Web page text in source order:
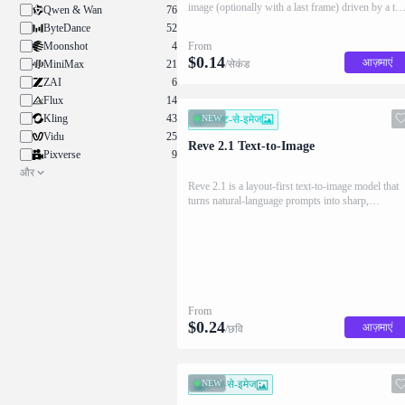
Qwen & Wan
76
ByteDance
52
Moonshot
4
MiniMax
21
ZAI
6
Flux
14
Kling
43
Vidu
25
Pixverse
9
और
image (optionally with a last frame) driven by a text
From
$0.14/सेकंड आज़माएं
NEW
टेक्स्ट-से-इमेज
Reve 2.1 Text-to-Image
Reve 2.1 is a layout-first text-to-image model that
turns natural-language prompts into sharp,
From
$0.24/छवि आज़माएं
NEW
इमेज-से-इमेज